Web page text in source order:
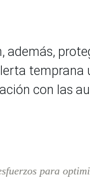
además,
temprana
con las
para